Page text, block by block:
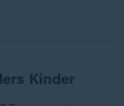
Kinder